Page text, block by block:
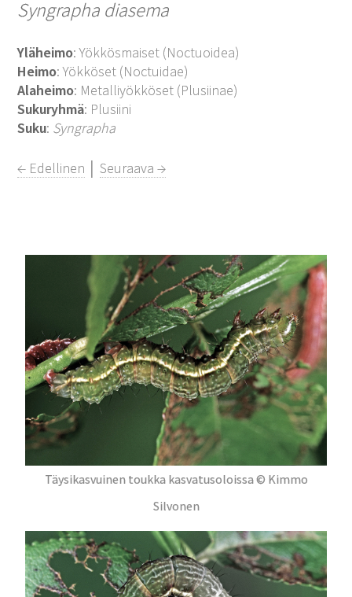
Syngrapha diasema
Yläheimo: Yökkösmaiset (Noctuoidea)
Heimo: Yökköset (Noctuidae)
Alaheimo: Metalliyökköset (Plusiinae)
Sukuryhmä: Plusiini
Suku: Syngrapha
← Edellinen │Seuraava →
Täysikasvuinen toukka kasvatusoloissa © Kimmo
Silvonen